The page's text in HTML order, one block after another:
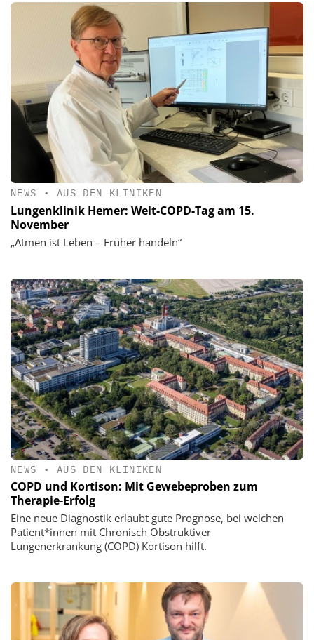
NEWS • AUS DEN KLINIKEN
Lungenklinik Hemer: Welt-COPD-Tag am 15.
November
„Atmen ist Leben – Früher handeln“
NEWS • AUS DEN KLINIKEN
COPD und Kortison: Mit Gewebeproben zum
Therapie-Erfolg
Eine neue Diagnostik erlaubt gute Prognose, bei welchen
Patient*innen mit Chronisch Obstruktiver
Lungenerkrankung (COPD) Kortison hilft.